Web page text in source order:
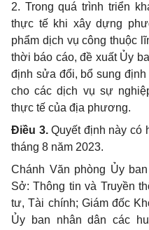
2. Trong quá trình triển
thực tế khi xây dựng
phẩm dịch vụ công thuộc
thời báo cáo, đề xuất Ủy
định sửa đổi, bổ sung
cho các dịch vụ sự
thực tế của địa phương.
Điều 3.Quyết định này có
tháng 8 năm 2023.
Chánh Văn phòng Ủy
Sở: Thông tin và Truyền
tư, Tài chính; Giám đốc
Ủy ban nhân dân các